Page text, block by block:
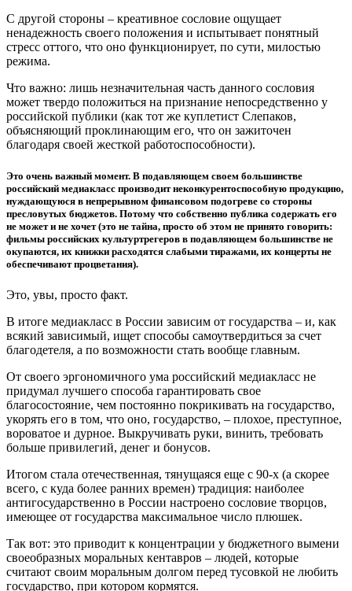
С другой стороны – креативное сословие ощущает
ненадежность своего положения и испытывает понятный
стресс оттого, что оно функционирует, по сути, милостью
режима.
Что важно: лишь незначительная часть данного сословия
может твердо положиться на признание непосредственно у
российской публики (как тот же куплетист Слепаков,
объясняющий проклинающим его, что он зажиточен
благодаря своей жесткой работоспособности).
Это очень важный момент. В подавляющем своем большинстве
российский медиакласс производит неконкурентоспособную продукцию,
нуждающуюся в непрерывном финансовом подогреве со стороны
пресловутых бюджетов. Потому что собственно публика содержать его
не может и не хочет (это не тайна, просто об этом не принято говорить:
фильмы российских культуртрегеров в подавляющем большинстве не
окупаются, их книжки расходятся слабыми тиражами, их концерты не
обеспечивают процветания).
Это, увы, просто факт.
В итоге медиакласс в России зависим от государства – и, как
всякий зависимый, ищет способы самоутвердиться за счет
благодетеля, а по возможности стать вообще главным.
От своего эргономичного ума российский медиакласс не
придумал лучшего способа гарантировать свое
благосостояние, чем постоянно покрикивать на государство,
укорять его в том, что оно, государство, – плохое, преступное,
вороватое и дурное. Выкручивать руки, винить, требовать
больше привилегий, денег и бонусов.
Итогом стала отечественная, тянущаяся еще с 90-х (а скорее
всего, с куда более ранних времен) традиция: наиболее
антигосударственно в России настроено сословие творцов,
имеющее от государства максимальное число плюшек.
Так вот: это приводит к концентрации у бюджетного вымени
своеобразных моральных кентавров – людей, которые
считают своим моральным долгом перед тусовкой не любить
государство, при котором кормятся.